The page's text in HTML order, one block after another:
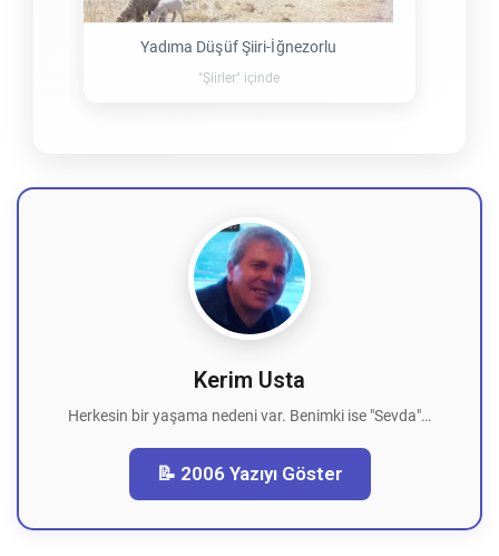
Yadıma Düşüf Şiiri-İğnezorlu
"Şiirler" içinde
Kerim Usta
Herkesin bir yaşama nedeni var. Benimki ise "Sevda"…
📝 2006 Yazıyı Göster